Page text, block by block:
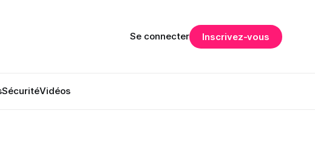
SécuritéVidéos
Se connecter Inscrivez-vous